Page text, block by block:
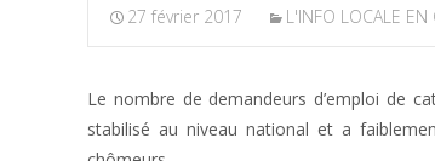
27 février 2017 L'INFO LOCALE EN
Le nombre de demandeurs d’emploi de
stabilisé au niveau national et a